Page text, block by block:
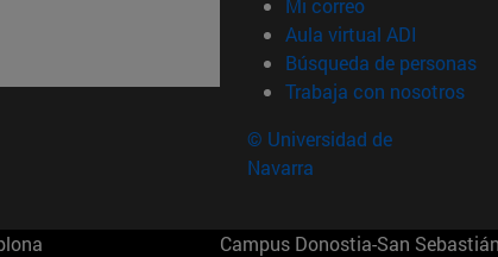
Mi correo
Aula virtual ADI (abre
Búsqueda de personas
Trabaja con nosotros
© Universidad de
Navarra
Campus Donostia-San Sebastián